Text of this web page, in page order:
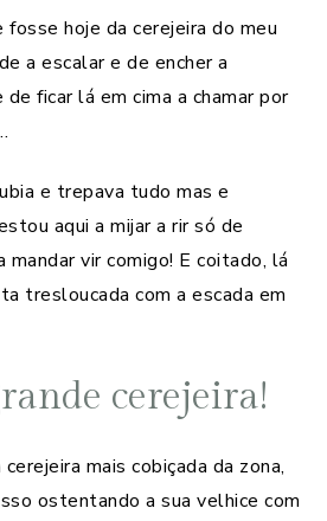
hoje da cerejeira do meu
a escalar e de encher a
ficar lá em cima a chamar por
e trepava tudo mas e
aqui a mijar a rir só de
mandar vir comigo! E coitado, lá
tresloucada com a escada em
cerejeira!
mais cobiçada da zona,
ostentando a sua velhice com